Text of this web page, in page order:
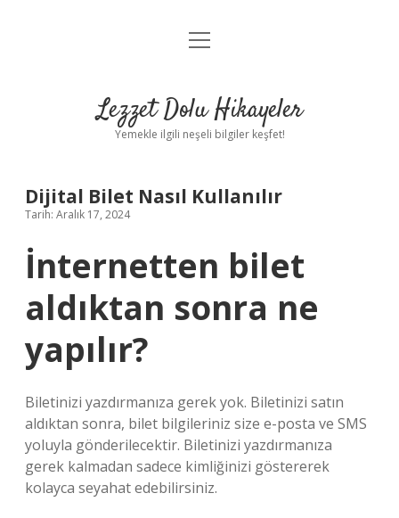
Anasayfa
Yasal Uyarı
menüyü
Lezzet Dolu Hikayeler
Yemekle ilgili neşeli bilgiler keşfet!
Dijital Bilet Nasıl Kullanılır
Tarih: Aralık 17, 2024
İnternetten bilet
aldıktan sonra ne
yapılır?
Biletinizi yazdırmanıza gerek yok. Biletinizi satın
aldıktan sonra, bilet bilgileriniz size e-posta ve SMS
yoluyla gönderilecektir. Biletinizi yazdırmanıza
gerek kalmadan sadece kimliğinizi göstererek
kolayca seyahat edebilirsiniz.